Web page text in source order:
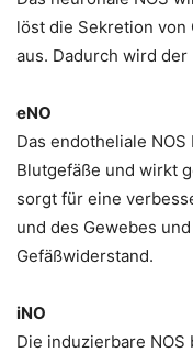
löst die Sekretion von
aus. Dadurch wird
eNO
Das endotheliale
Blutgefäße und wirkt
sorgt für eine
und des Gewebes
Gefäßwiderstand.
iNO
Die induzierbare